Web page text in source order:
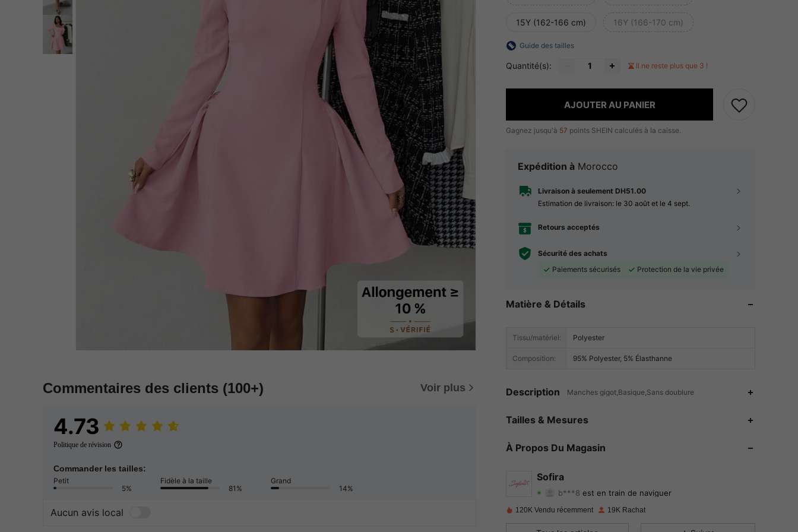
Commentaires des clients (100+) Voir plus
4.73
Politique de révision
Commander les tailles:
Petit
5%
Fidèle à la taille
81%
Grand
14%
Aucun avis local
15Y (162-166 cm) 16Y (166-170 cm)
Guide des tailles
Quantité(s): Il ne reste plus que 3 !
AJOUTER AU PANIER
Gagnez jusqu'à 57 points SHEIN calculés à la caisse.
Expédition à Morocco
Livraison à seulement DH51.00
Estimation de livraison: le 30 août et le 4 sept.
Retours acceptés
Sécurité des achats
Paiements sécurisés
Protection de la vie privée
Matière & Détails
Tissu/matériel: Polyester
Composition: 95% Polyester, 5% Élasthanne
Description Manches gigot,Basique,Sans doublure
Tailles & Mesures
À Propos Du Magasin
Sofira
4.86 Evaluation 219Articles 19KSuiveurs
120K Vendu récemment 19K Rachat